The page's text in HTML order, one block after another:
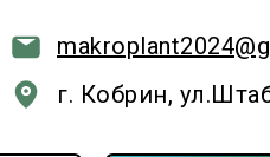
г. Кобрин,